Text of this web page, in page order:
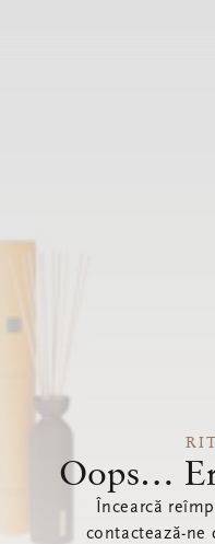
Oops…
Încearcă
contactează-ne